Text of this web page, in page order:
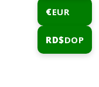
€EUR
RD$DOP